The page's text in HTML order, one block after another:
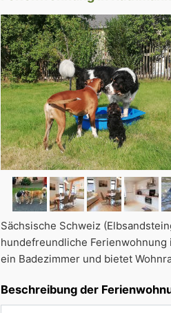
Sächsische Schweiz
hundefreundliche Ferienwohnung
ein Badezimmer und bietet
Beschreibung der